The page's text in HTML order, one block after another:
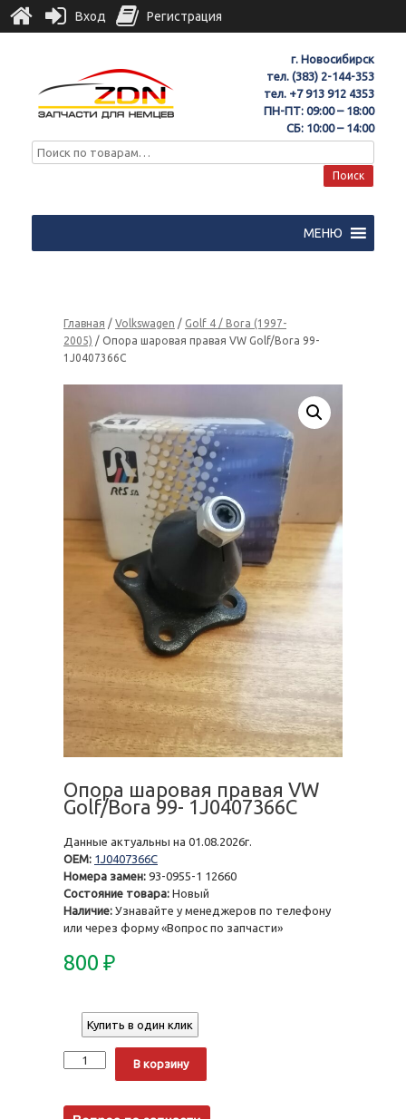
г. Новосибирск
тел. (383) 2-144-353
тел. +7 913 912 4353
ПН-ПТ: 09:00 – 18:00
СБ: 10:00 – 14:00
Поиск
МЕНЮ
Главная / Volkswagen / Golf 4 / Bora (1997-
2005) / Опора шаровая правая VW Golf/Bora 99-
1J0407366C
Опора шаровая правая VW
Golf/Bora 99- 1J0407366C
Данные актуальны на 01.08.2026г.
OEM: 1J0407366C
Номера замен: 93-0955-1 12660
Состояние товара: Новый
Наличие: Узнавайте у менеджеров по телефону
или через форму «Вопрос по запчасти»
800 ₽
Купить в один клик
Количество
В корзину
Вход Регистрация